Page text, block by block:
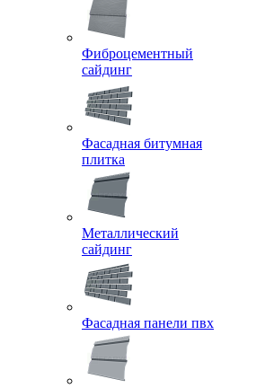
Фиброцементный
сайдинг
Фасадная битумная
плитка
Металлический
сайдинг
Фасадная панели пвх